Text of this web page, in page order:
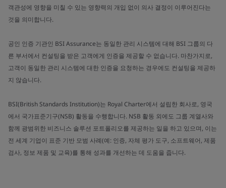
객관성에 영향을 미칠 수 있는 영향력의 개입 없이 의사 결정이 이루어진다는
것을 의미합니다.
공인 인증 기관인 BSI Assurance는 동일한 관리 시스템에 대해 BSI 그룹의 다
른 부서에서 컨설팅을 받은 고객에게 인증을 제공할 수 없습니다. 마찬가지로,
고객이 동일한 관리 시스템에 대한 인증을 요청하는 경우에도 컨설팅을 제공하
지 않습니다.
BSI(British Standards Institution)는 Royal Charter에서 설립한 회사로, 영국
에서 국가표준기구(NSB) 활동을 수행합니다. NSB 활동 외에도 그룹 계열사와
함께 광범위한 비즈니스 솔루션 포트폴리오를 제공하는 일을 하고 있으며, 이는
전 세계 기업이 표준 기반 모범 사례(예: 인증, 자체 평가 도구, 소프트웨어, 제품
검사, 정보 제품 및 교육)를 통해 성과를 개선하는 데 도움을 줍니다.